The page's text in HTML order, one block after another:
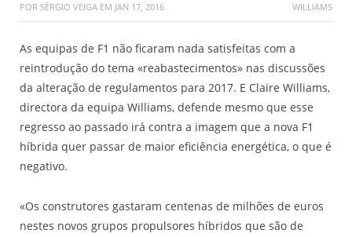
POR SÉRGIO VEIGA EM JAN 17, 2016 WILLIAMS
As equipas de F1 não ficaram nada satisfeitas com a
reintrodução do tema «reabastecimentos» nas discussões
da alteração de regulamentos para 2017. E Claire Williams,
directora da equipa Williams, defende mesmo que esse
regresso ao passado irá contra a imagem que a nova F1
híbrida quer passar de maior eficiência energética, o que é
negativo.
«Os construtores gastaram centenas de milhões de euros
nestes novos grupos propulsores híbridos que são de